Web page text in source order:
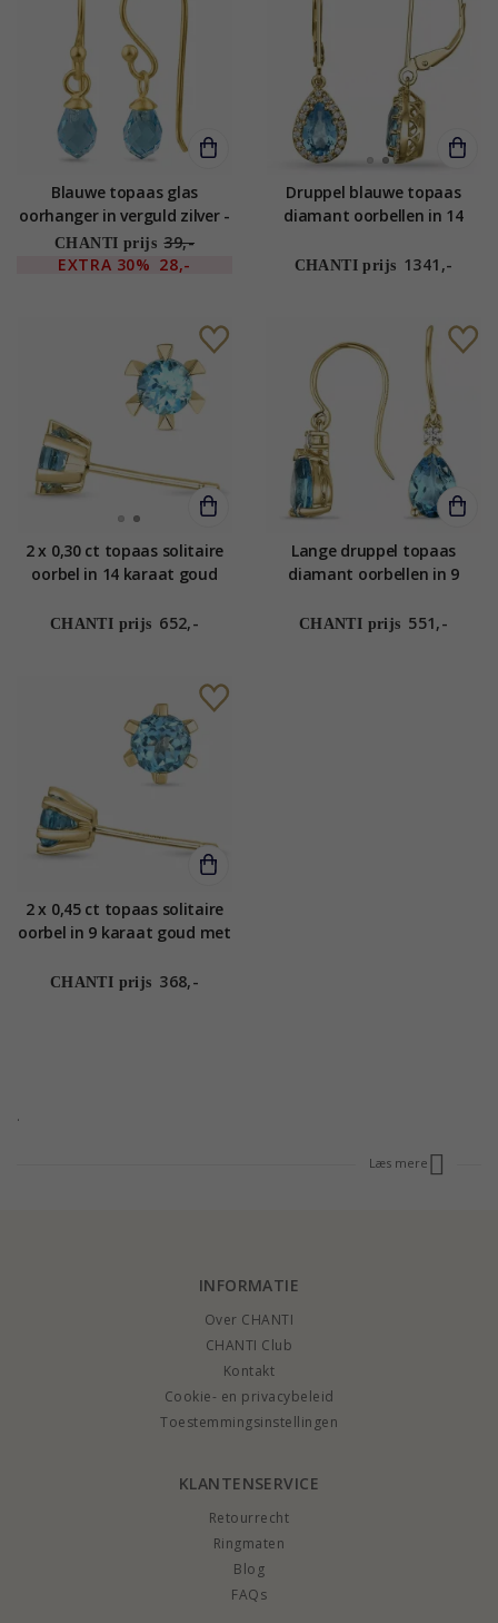
Blauwe topaas glas
oorhanger in verguld zilver -
Loom Stones
CHANTI prijs 39,-
EXTRA 30% 28,-
Druppel blauwe topaas
diamant oorbellen in 14
en topaas
CHANTI prijs 1341,-
2 x 0,30 ct topaas solitaire
oorbel in 14 karaat goud
CHANTI prijs 652,-
Lange druppel topaas
diamant oorbellen in 9
diamanten en topazen
CHANTI prijs 551,-
2 x 0,45 ct topaas solitaire
oorbel in 9 karaat goud met
CHANTI prijs 368,-
.
Læs mere
INFORMATIE
Over CHANTI
CHANTI Club
Kontakt
Cookie- en privacybeleid
Toestemmingsinstellingen
KLANTENSERVICE
Retourrecht
Ringmaten
Blog
FAQs